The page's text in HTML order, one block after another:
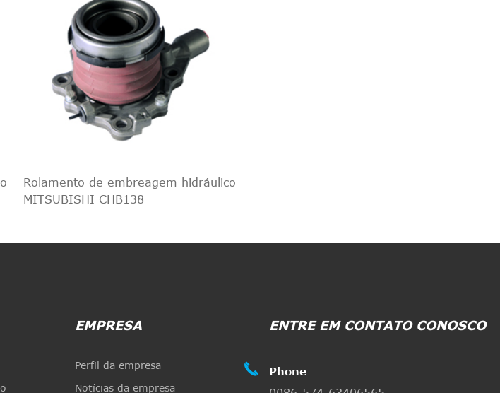
Rolamento de embreagem hidráulico
MITSUBISHI CHB138
EMPRESA
Perfil da empresa
Notícias da empresa
ENTRE EM CONTATO CONOSCO

Phone